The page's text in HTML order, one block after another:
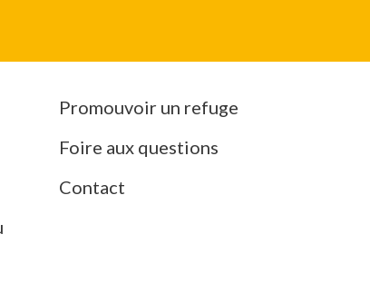
Promouvoir un refuge
Foire aux questions
Contact